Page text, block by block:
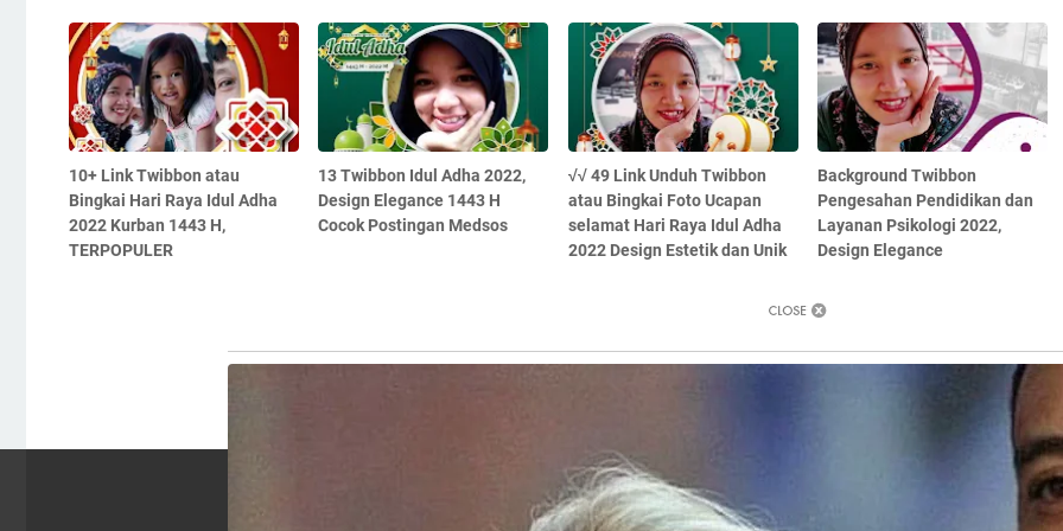
10+ Link Twibbon atau
Bingkai Hari Raya Idul Adha
2022 Kurban 1443 H,
TERPOPULER
13 Twibbon Idul Adha 2022,
Design Elegance 1443 H
Cocok Postingan Medsos
√√ 49 Link Unduh Twibbon
atau Bingkai Foto Ucapan
selamat Hari Raya Idul Adha
2022 Design Estetik dan Unik
Background Twibbon
Pengesahan Pendidikan dan
Layanan Psikologi 2022,
Design Elegance
About Privacy Policy